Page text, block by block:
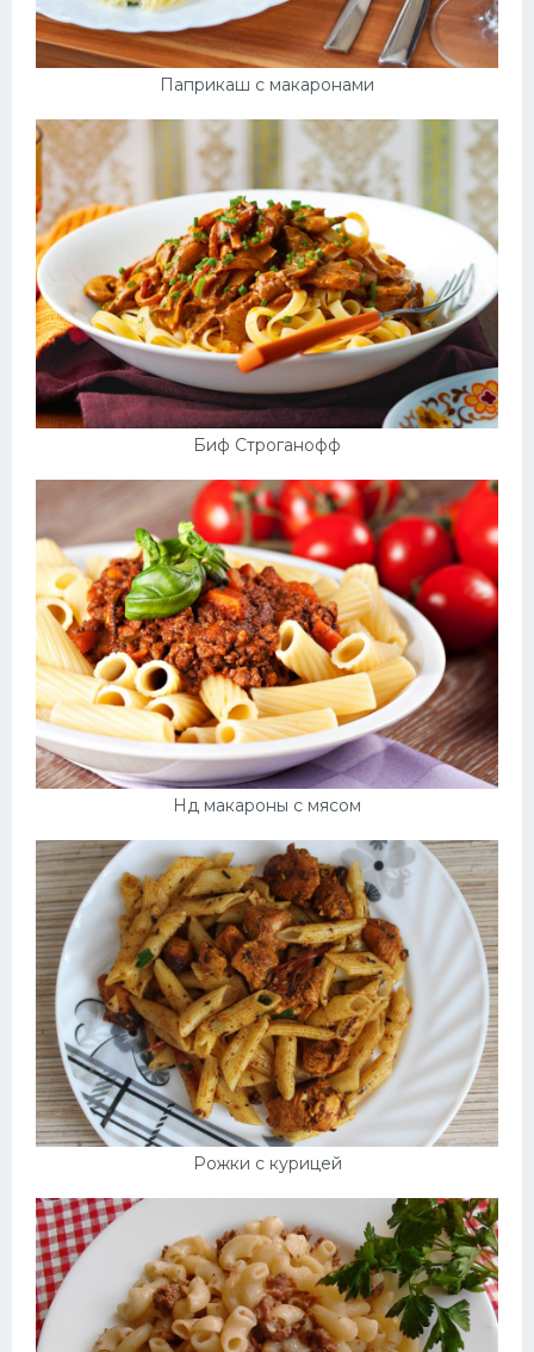
Паприкаш с макаронами
Биф Строганофф
Нд макароны с мясом
Рожки с курицей